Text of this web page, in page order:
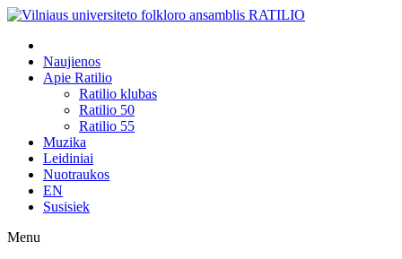
Naujienos
Apie Ratilio
Ratilio klubas
Ratilio 50
Ratilio 55
Muzika
Leidiniai
Nuotraukos
EN
Susisiek
Menu